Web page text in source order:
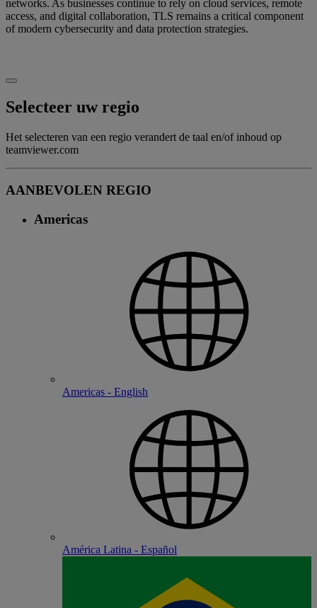
networks. As businesses continue to rely on cloud services, remote
access, and digital collaboration, TLS remains a critical component
of modern cybersecurity and data protection strategies.
Selecteer uw regio
Het selecteren van een regio verandert de taal en/of inhoud op
teamviewer.com
AANBEVOLEN REGIO
Americas
Americas - English
América Latina - Español